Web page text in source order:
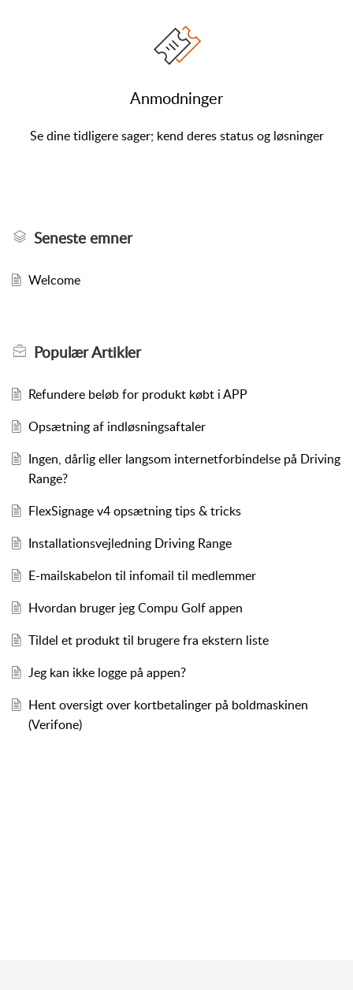
Anmodninger
Se dine tidligere sager; kend deres status og løsninger
Seneste emner
Welcome
PopulærArtikler
Refundere beløb for produkt købt i APP
Opsætning af indløsningsaftaler
Ingen, dårlig eller langsom internetforbindelse på Driving
Range?
FlexSignage v4 opsætning tips & tricks
Installationsvejledning Driving Range
E-mailskabelon til infomail til medlemmer
Hvordan bruger jeg Compu Golf appen
Tildel et produkt til brugere fra ekstern liste
Jeg kan ikke logge på appen?
Hent oversigt over kortbetalinger på boldmaskinen
(Verifone)